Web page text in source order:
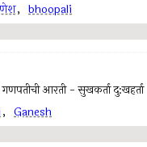
, bhoopali
आरती - सुखकर्ता दु:खहर्ता
, Ganesh